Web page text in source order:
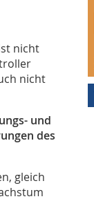
nicht
nicht
und
des
gleich